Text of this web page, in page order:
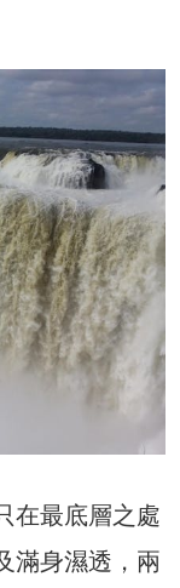
在最底層之處
滿身濕透，兩